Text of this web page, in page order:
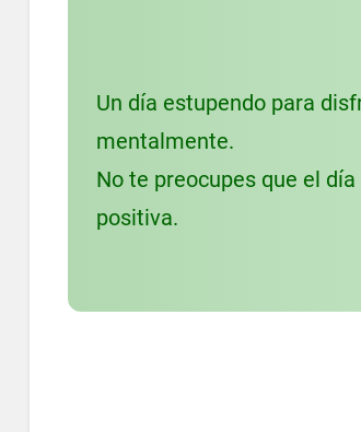
Un día estupendo para
mentalmente.
No te preocupes que el
positiva.